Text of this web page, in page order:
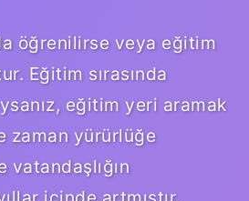
öğrenilirse veya eğitim
Eğitim sırasında
eğitim yeri aramak
zaman yürürlüğe
vatandaşlığın